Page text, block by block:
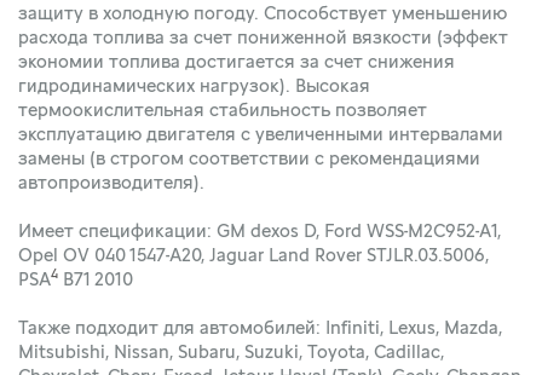
защиту в холодную погоду. Способствует уменьшению
расхода топлива за счет пониженной вязкости (эффект
экономии топлива достигается за счет снижения
гидродинамических нагрузок). Высокая
термоокислительная стабильность позволяет
эксплуатацию двигателя с увеличенными интервалами
замены (в строгом соответствии с рекомендациями
автопроизводителя).
Имеет спецификации: GM dexos D, Ford WSS-M2C952-A1,
Opel OV 040 1547-A20, Jaguar Land Rover STJLR.03.5006,
PSA4 B71 2010
Также подходит для автомобилей: Infiniti, Lexus, Mazda,
Mitsubishi, Nissan, Subaru, Suzuki, Toyota, Cadillac,